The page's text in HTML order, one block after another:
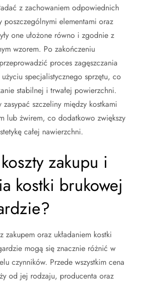
z zachowaniem odpowiednich
poszczególnymi elementami oraz
one ułożone równo i zgodnie z
wzorem. Po zakończeniu
proces zagęszczania
specjalistycznego sprzętu, co
stabilnej i trwałej powierzchni.
szczeliny między kostkami
lub żwirem, co dodatkowo zwiększy
całej nawierzchni.
zakupu i
kostki brukowej
zakupem oraz układaniem kostki
mogą się znacznie różnić w
czynników. Przede wszystkim cena
od jej rodzaju, producenta oraz